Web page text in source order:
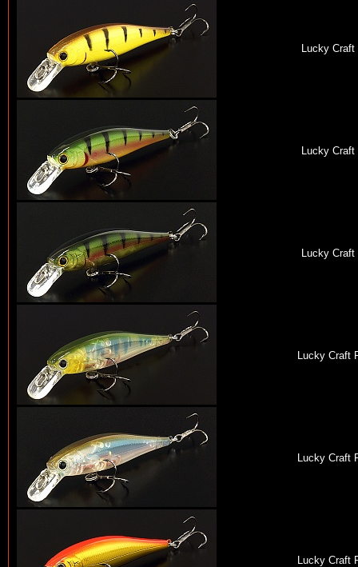
Lucky Craft
Lucky Craft
Lucky Craft
Lucky Craft
Lucky Craft
Lucky Craft